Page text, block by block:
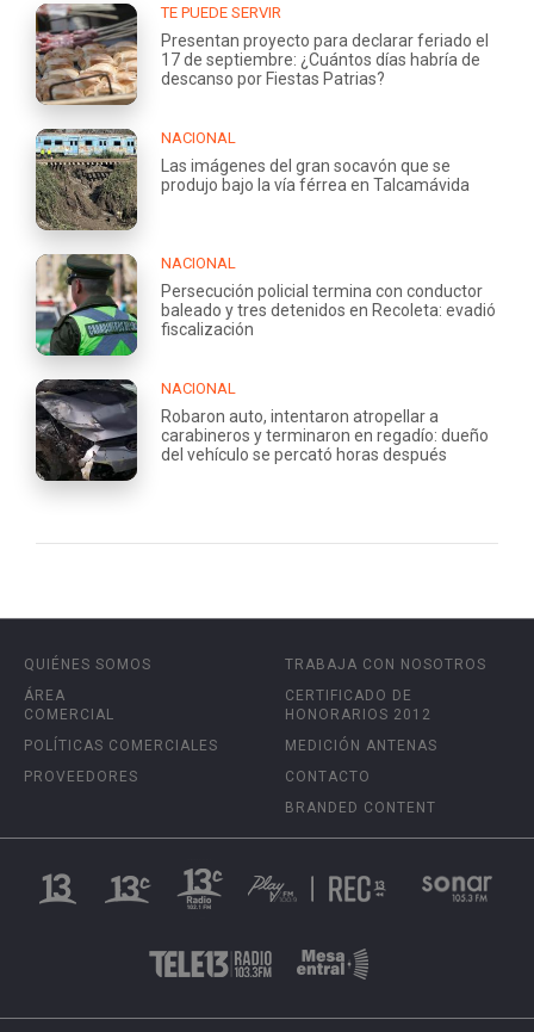
TE PUEDE SERVIR
Presentan proyecto para declarar feriado el
17 de septiembre: ¿Cuántos días habría de
descanso por Fiestas Patrias?
NACIONAL
Las imágenes del gran socavón que se
produjo bajo la vía férrea en Talcamávida
NACIONAL
Persecución policial termina con conductor
baleado y tres detenidos en Recoleta: evadió
fiscalización
NACIONAL
Robaron auto, intentaron atropellar a
carabineros y terminaron en regadío: dueño
del vehículo se percató horas después
QUIÉNES SOMOS
ÁREA
COMERCIAL
POLÍTICAS COMERCIALES
PROVEEDORES
TRABAJA CON NOSOTROS
CERTIFICADO DE
HONORARIOS 2012
MEDICIÓN ANTENAS
CONTACTO
BRANDED CONTENT